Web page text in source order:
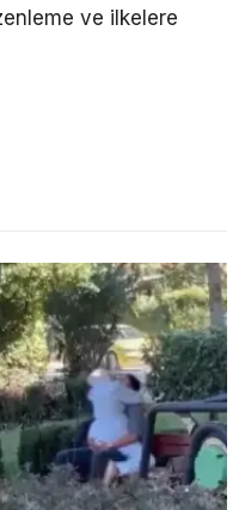
ve ilkelere